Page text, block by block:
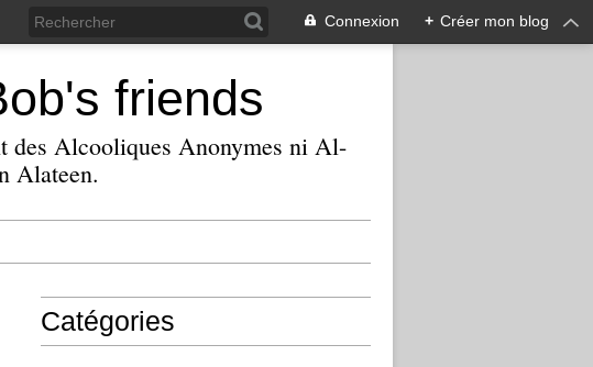
Connexion + Créer mon blog
friends
des Alcooliques Anonymes ni Al-
Alateen.
Catégories